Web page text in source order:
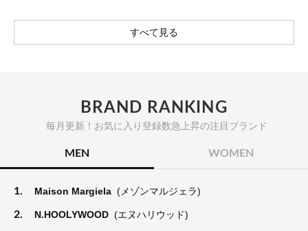
すべて見る
BRAND RANKING
毎月更新！お気に入り登録数急上昇の注目ブランド
MEN WOMEN
1. Maison Margiela (メゾンマルジェラ)
2. N.HOOLYWOOD (エヌハリウッド)